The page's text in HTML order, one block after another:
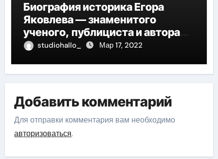
Биография историка Егора
Яковлева — знаменитого
ученого, публициста и автора
многочисленных научных
огромным вкладом в развитие
исторической науки
studiohallo_ Мар 17, 2022
Добавить комментарий
Для отправки комментария вам необходимо
авторизоваться.